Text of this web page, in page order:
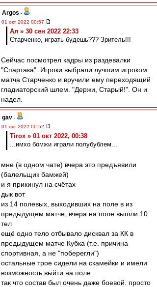
Argos -
01 окт 2022 00:57
Ал » 30 сен 2022 22:33
Старченко, играть будешь??? Зритель!!!
Сейчас посмотрел кадры из раздевалки
"Спартака". Игроки выбрали лучшим игроком
матча Старченко и вручили ему переходящий
гладиаторский шлем. "Держи, Старый!". Он и
надел.
gav -
01 окт 2022 00:52
Tirox » 01 окт 2022, 00:38
...имхо бомжи играли полубублем...
мне (в одном чате) вчера это предъявили
(балельщик бамжей)
и я прикинул на счётах
дык вот
из 14 полевых, выходивших на поле в из
предыдущем матче, вчера на поле вышли 10
тел
ещё одно тело отбывало дисквал за КК в
предыдущем матче Кубка (т.е. причина
спортивная, а не "поберегли")
остальные трое сидели на скамейки и имели
возможность выйти на поле
так что состав был очень даже боевой. просто